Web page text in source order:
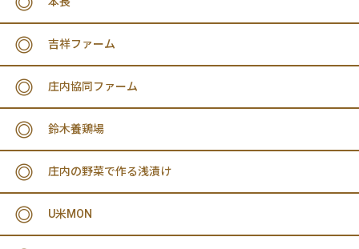
吉祥ファーム
庄内協同ファーム
鈴木養鶏場
庄内の野菜で作る浅漬け
U米MON